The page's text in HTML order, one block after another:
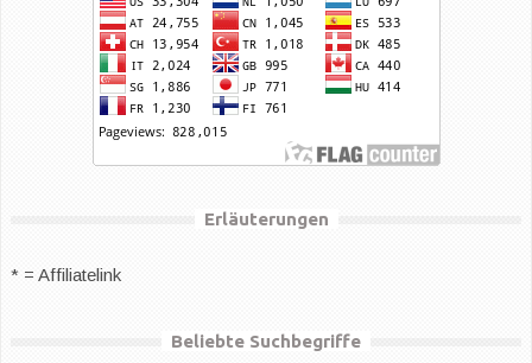
Erläuterungen
* = Affiliatelink
Beliebte Suchbegriffe